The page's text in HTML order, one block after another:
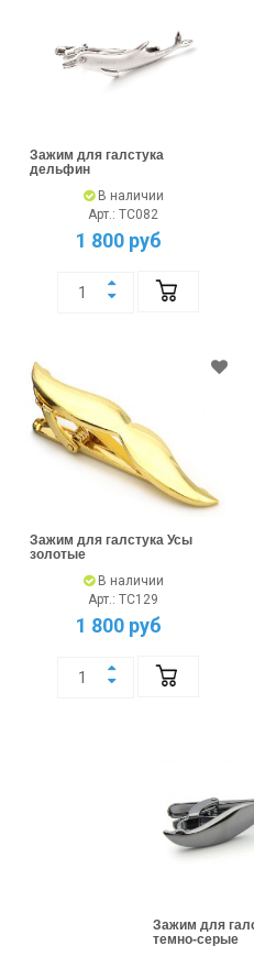
Зажим для галстука
дельфин
В наличии
Арт.: TC082
1 800 руб
Зажим для галстука Усы
золотые
В наличии
Арт.: TC129
1 800 руб
Зажим для
темно-серые